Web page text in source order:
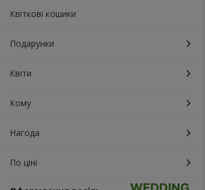
Квіткові кошики
Подарунки
Квіти
Кому
Нагода
По ціні